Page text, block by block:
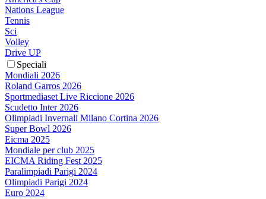
Nations League
Tennis
Sci
Volley
Drive UP
Speciali
Mondiali 2026
Roland Garros 2026
Sportmediaset Live Riccione 2026
Scudetto Inter 2026
Olimpiadi Invernali Milano Cortina 2026
Super Bowl 2026
Eicma 2025
Mondiale per club 2025
EICMA Riding Fest 2025
Paralimpiadi Parigi 2024
Olimpiadi Parigi 2024
Euro 2024